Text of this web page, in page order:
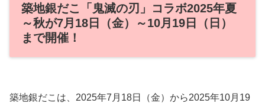
築地銀だこ「鬼滅の刃」コラボ2025年夏
～秋が7月18日（金）～10月19日（日）
まで開催！
築地銀だこは、2025年7月18日（金）から2025年10月19